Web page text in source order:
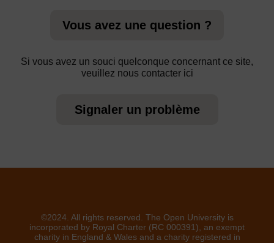
Vous avez une question ?
Si vous avez un souci quelconque concernant ce site,
veuillez nous contacter ici
Signaler un problème
©2024. All rights reserved. The Open University is
incorporated by Royal Charter (RC 000391), an exempt
charity in England & Wales and a charity registered in